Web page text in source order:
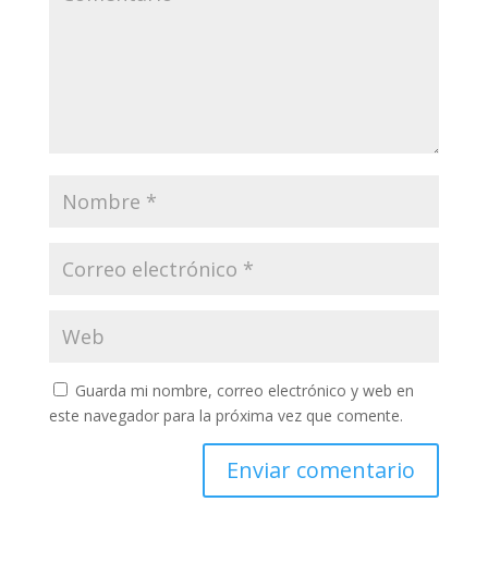
Guarda mi nombre, correo electrónico y web en
este navegador para la próxima vez que comente.